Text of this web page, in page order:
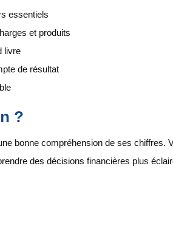
essentiels
et produits
livre
de résultat
?
bonne compréhension de ses chiffres.
des décisions financières plus